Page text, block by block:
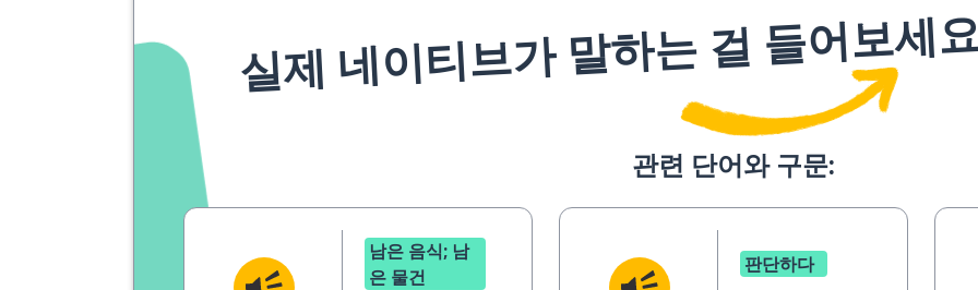
실제 네이티브가 말하는 걸 들어보세
관련 단어와 구문:
남은 음식; 남
은 물건
판단하다